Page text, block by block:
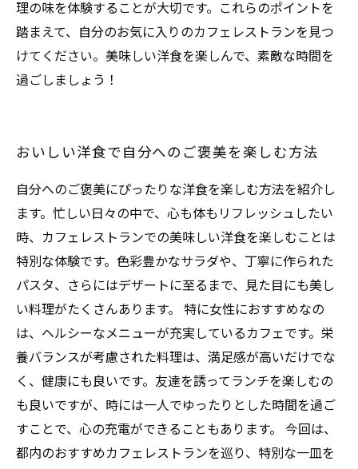
理の味を体験することが大切です。これらのポイントを
踏まえて、自分のお気に入りのカフェレストランを見つ
けてください。美味しい洋食を楽しんで、素敵な時間を
過ごしましょう！
おいしい洋食で自分へのご褒美を楽しむ方法
自分へのご褒美にぴったりな洋食を楽しむ方法を紹介し
ます。忙しい日々の中で、心も体もリフレッシュしたい
時、カフェレストランでの美味しい洋食を楽しむことは
特別な体験です。色彩豊かなサラダや、丁寧に作られた
パスタ、さらにはデザートに至るまで、見た目にも美し
い料理がたくさんあります。 特に女性におすすめなの
は、ヘルシーなメニューが充実しているカフェです。栄
養バランスが考慮された料理は、満足感が高いだけでな
く、健康にも良いです。友達を誘ってランチを楽しむの
も良いですが、時には一人でゆったりとした時間を過ご
すことで、心の充電ができることもあります。 今回は、
都内のおすすめカフェレストランを巡り、特別な一皿を